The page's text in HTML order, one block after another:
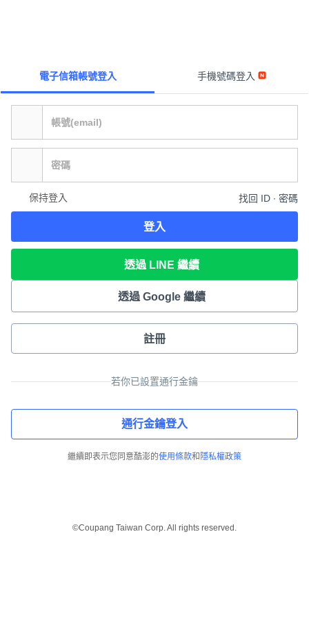
電子信箱帳號登入 手機號碼登入
保持登入 找回 ID ∙ 密碼
登入
透過 LINE 繼續
透過 Google 繼續
註冊
若你已設置通行金鑰
通行金鑰登入
繼續即表示您同意酷澎的使用條款和 隱私權政策
©Coupang Taiwan Corp. All rights reserved.